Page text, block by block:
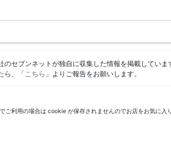
セブンネットが独自に収集した情報を掲載してい
ら、「こちら 」よりご報告をお願いします。
ご利用の場合は cookie が保存されませんのでお店をお気に入